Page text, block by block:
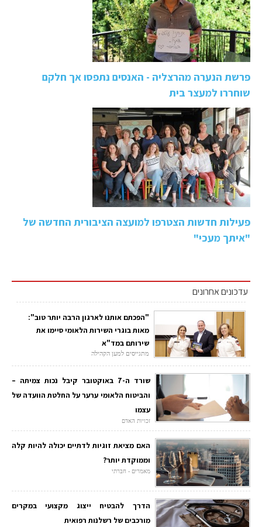
פרשת הנערה מהרצליה - האנסים נתפסו אך חלקם
שוחררו למעצר בית
פעילות חדשות הצטרפו למועצה הציבורית החדשה של
"איתך מעכי"
עדכונים אחרונים
"הפכתם אותנו לארגון הרבה יותר טוב":
מאות בוגרי השירות הלאומי סיימו את
שירותם במד"א
מתגייסים למען הקהילה
שורד ה-7 באוקטובר קיבל נכות צמיתה –
והביטוח הלאומי ערער על החלטת הוועדה של
עצמו
זכויות האדם
האם מציאת זוגיות לדתיים יכולה להיות קלה
וממוקדת יותר?
מאמרים - חברתי
הדרך להבטיח ייצוג מקצועי במקרים
מורכבים של רשלנות רפואית